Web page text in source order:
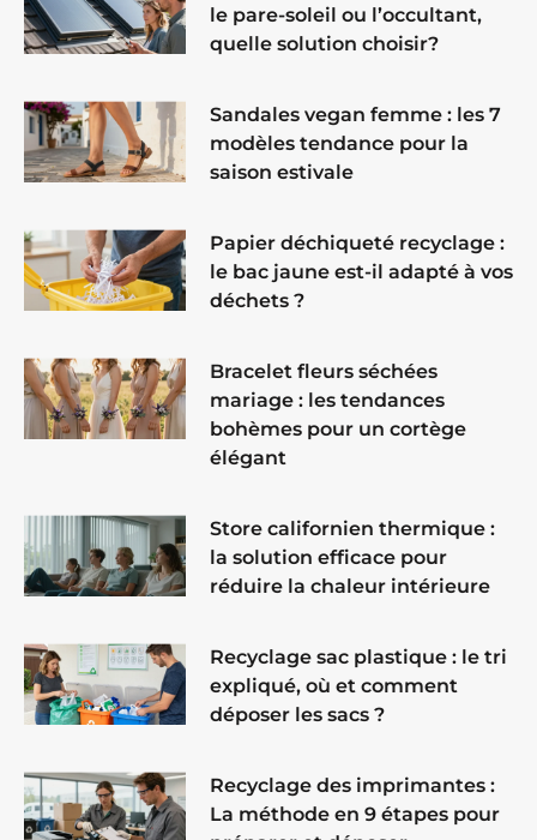
le pare-soleil ou l’occultant,
quelle solution choisir?
Sandales vegan femme : les 7
modèles tendance pour la
saison estivale
Papier déchiqueté recyclage :
le bac jaune est-il adapté à vos
déchets ?
Bracelet fleurs séchées
mariage : les tendances
bohèmes pour un cortège
élégant
Store californien thermique :
la solution efficace pour
réduire la chaleur intérieure
Recyclage sac plastique : le tri
expliqué, où et comment
déposer les sacs ?
Recyclage des imprimantes :
La méthode en 9 étapes pour